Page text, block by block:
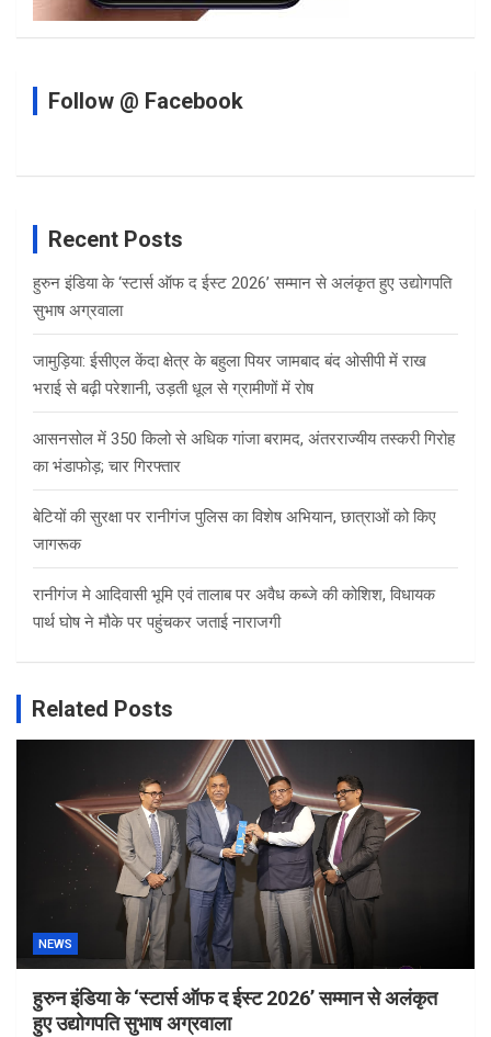
Follow @ Facebook
Recent Posts
हुरुन इंडिया के ‘स्टार्स ऑफ द ईस्ट 2026’ सम्मान से अलंकृत हुए उद्योगपति
सुभाष अग्रवाला
जामुड़िया: ईसीएल केंदा क्षेत्र के बहुला पियर जामबाद बंद ओसीपी में राख
भराई से बढ़ी परेशानी, उड़ती धूल से ग्रामीणों में रोष
आसनसोल में 350 किलो से अधिक गांजा बरामद, अंतरराज्यीय तस्करी गिरोह
का भंडाफोड़; चार गिरफ्तार
बेटियों की सुरक्षा पर रानीगंज पुलिस का विशेष अभियान, छात्राओं को किए
जागरूक
रानीगंज मे आदिवासी भूमि एवं तालाब पर अवैध कब्जे की कोशिश, विधायक
पार्थ घोष ने मौके पर पहुंचकर जताई नाराजगी
Related Posts
NEWS
हुरुन इंडिया के ‘स्टार्स ऑफ द ईस्ट 2026’ सम्मान से अलंकृत
हुए उद्योगपति सुभाष अग्रवाला